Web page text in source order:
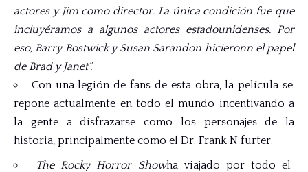
actores y Jim como director. La única condición fue que
incluyéramos a algunos actores estadounidenses. Por
eso, Barry Bostwick y Susan Sarandon hicieronn el papel
de Brad y Janet”.
Con una legión de fans de esta obra, la película se
repone actualmente en todo el mundo incentivando a
la gente a disfrazarse como los personajes de la
historia, principalmente como el Dr. Frank N furter.
The Rocky Horror Showha viajado por todo el